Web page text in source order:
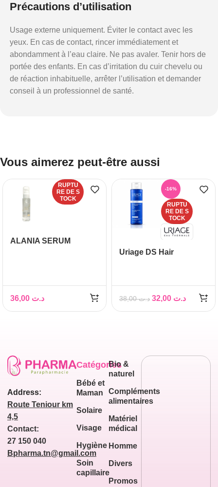
Précautions d’utilisation
Usage externe uniquement. Éviter le contact avec les
yeux. En cas de contact, rincer immédiatement et
abondamment à l’eau claire. Ne pas avaler. Tenir hors de
portée des enfants. En cas d’irritation du cuir chevelu ou
de réaction inhabituelle, arrêter l’utilisation et demander
conseil à un professionnel de santé.
Vous aimerez peut-être aussi
RUPTU
RE DE S
TOCK
ALANIA SERUM
د.ت
-16%
RUPTU
RE DE S
TOCK
Uriage DS Hair
د.ت38,00 د.ت
Address:
Route Teniour km
4,5
Contact:
27 150 040
Bpharma.tn@gmail.com
Catégories
Bébé et
Maman
Solaire
Visage
Hygiène
Soin
capillaire
Bio &
naturel
Compléments
alimentaires
Matériel
médical
Homme
Divers
Promos